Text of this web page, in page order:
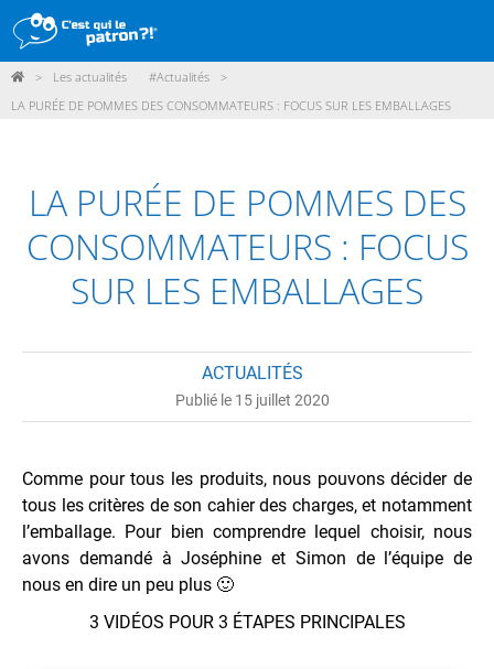
DÉMARCHE
POINTS DE VENTE
PARTICIPER
ACTUALITÉS
> Les actualités #Actualités
>
LA PURÉE DE POMMES DES CONSOMMATEURS : FOCUS SUR LES EMBALLAGES
LA PURÉE DE POMMES DES
CONSOMMATEURS : FOCUS
SUR LES EMBALLAGES
ACTUALITÉS
Publié le 15 juillet 2020
Comme pour tous les produits, nous pouvons décider de
tous les critères de son cahier des charges, et notamment
l’emballage. Pour bien comprendre lequel choisir, nous
avons demandé à Joséphine et Simon de l’équipe de
nous en dire un peu plus 🙂
3 VIDÉOS POUR 3 ÉTAPES PRINCIPALES